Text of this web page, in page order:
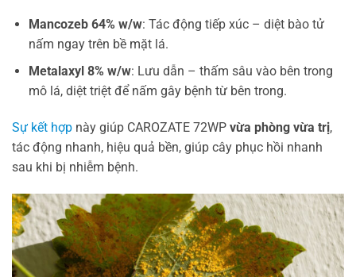
Mancozeb 64% w/w: Tác động tiếp xúc – diệt bào tử
nấm ngay trên bề mặt lá.
Metalaxyl 8% w/w: Lưu dẫn – thấm sâu vào bên trong
mô lá, diệt triệt để nấm gây bệnh từ bên trong.
Sự kết hợp này giúp CAROZATE 72WP vừa phòng vừa trị,
tác động nhanh, hiệu quả bền, giúp cây phục hồi nhanh
sau khi bị nhiễm bệnh.